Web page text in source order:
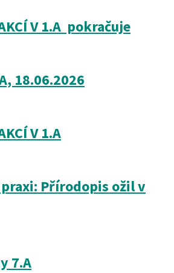
V 1.A pokračuje
18.06.2026
V 1.A
Přírodopis ožil v
7.A